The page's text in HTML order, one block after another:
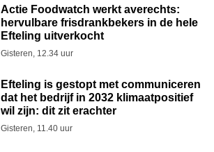
Actie Foodwatch werkt averechts:
hervulbare frisdrankbekers in de hele
Efteling uitverkocht
Gisteren, 12.34 uur
Efteling is gestopt met communiceren
dat het bedrijf in 2032 klimaatpositief
wil zijn: dit zit erachter
Gisteren, 11.40 uur